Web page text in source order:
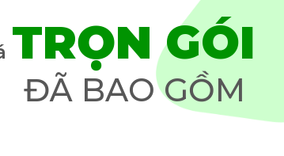
TRỌN GÓI
ĐÃ BAO GỒM